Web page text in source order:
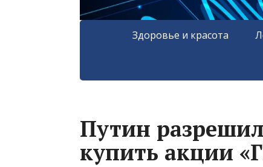
Здоровье и красота
Путин
купить акции